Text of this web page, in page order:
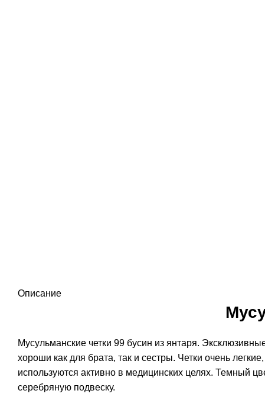
Описание
Мусульманские четки 99 бусин из янтаря.
хороши как для брата, так и сестры. Четки очень
используются активно в медицинских целях. Темный
серебряную подвеску.